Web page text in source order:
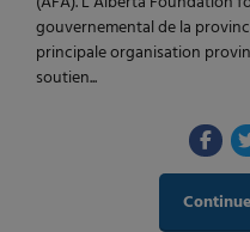
gouvernemental de la
principale organisation
soutien...